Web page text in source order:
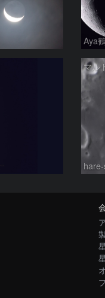
Aya
マル